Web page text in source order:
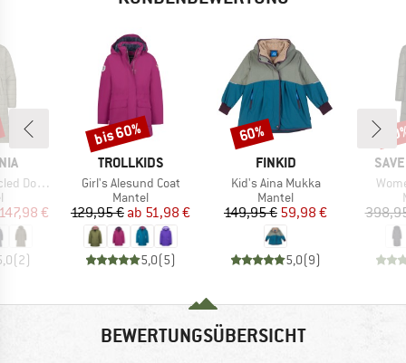
Parka
Preis
€
(2)
MARKE
TROLLKIDS
Artikel
Girl's Alesund Coat
Produktgruppe
Mantel
Preis
129,95 € reduzierter Preis
ab 51,98 €
5,0(5)
Rabatt
bis 60%
MARKE
FINKID
Artikel
Kid's Aina Mukka
Produktgruppe
Mantel
Preis
149,95 €reduzierter Preis
59,98 €
5,0(9)
Rabatt
60%
BEWERTUNGSÜBERSICHT